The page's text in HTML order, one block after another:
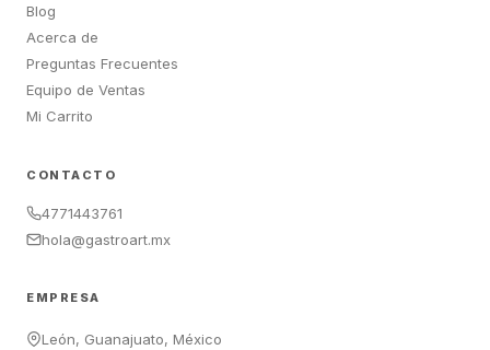
Blog
Acerca de
Preguntas Frecuentes
Equipo de Ventas
Mi Carrito
CONTACTO
4771443761
hola@gastroart.mx
EMPRESA
León, Guanajuato, México